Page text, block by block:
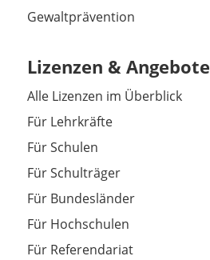
Gewaltprävention
Lizenzen & Angebote
Alle Lizenzen im Überblick
Für Lehrkräfte
Für Schulen
Für Schulträger
Für Bundesländer
Für Hochschulen
Für Referendariat